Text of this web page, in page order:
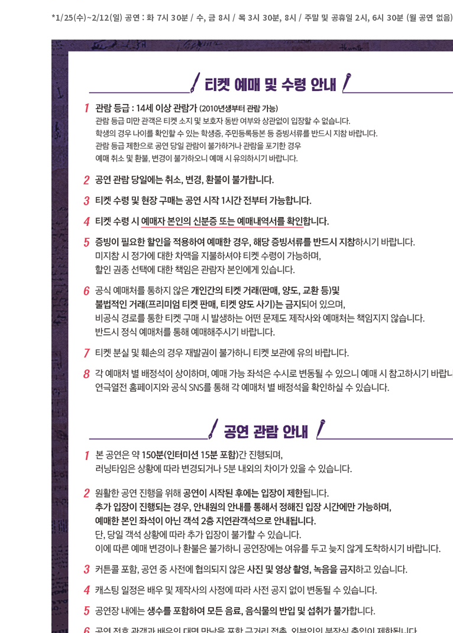
*1/25(수)~2/12(일) 공연 : 화 7시 30분 / 수, 금 8시 / 목 3시 30분, 8시 / 주말 및 공휴일 2시, 6시 30분 (월 공연 없음)